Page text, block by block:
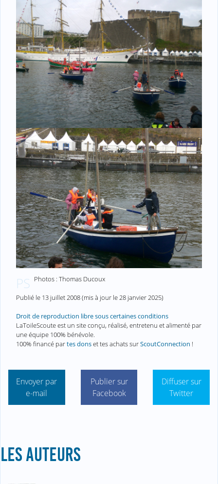
PS Photos : Thomas Ducoux
Publié le 13 juillet 2008(mis à jour le28 janvier 2025)
Droit de reproduction libre sous certaines conditions
LaToileScoute est un site conçu, réalisé, entretenu et alimenté par
une équipe 100% bénévole.
100% financé partes donset tes achats surScoutConnection !
Envoyer par
e-mail
Publier sur
Facebook
Diffuser sur
Twitter
LES AUTEURS